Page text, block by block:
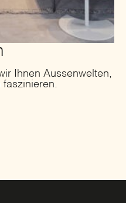
Ihnen Aussenwelten,
faszinieren.